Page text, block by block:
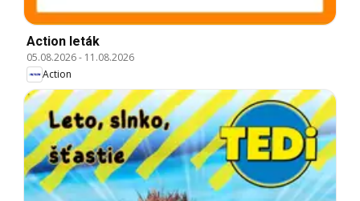
Action leták
05.08.2026- 11.08.2026
Action